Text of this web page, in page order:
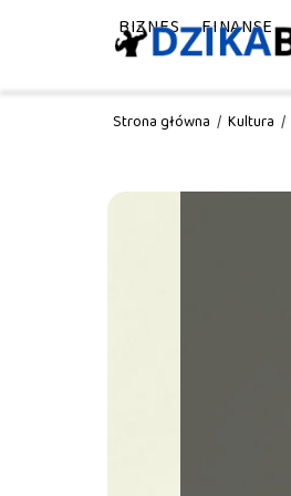
BIZNES FINANSE
Strona główna / Kultura /